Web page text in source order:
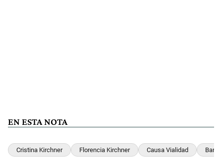
EN ESTA NOTA
Cristina Kirchner Florencia Kirchner Causa Vialidad